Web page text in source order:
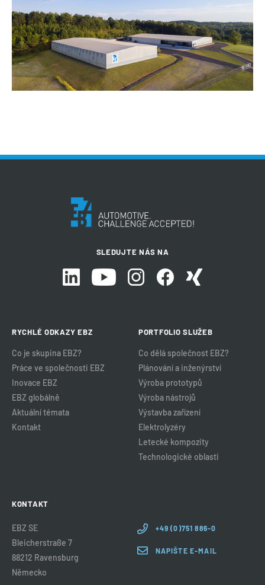
SLEDUJTE NÁS NA
RYCHLÉ ODKAZY EBZ
Co je skupina EBZ?
Práce ve společnosti EBZ
Inovace EBZ
EBZ globálně
Aktuální témata
Kontakt
PORTFOLIO SLUŽEB
Co dělá společnost EBZ?
Plánování a inženýrství
Výroba prototypů
Výroba nástrojů
Výstavba zařízení
Elektrolyzéry
Letecké kompozity
Technologické oblasti
KONTAKT
EBZ SE
Bleicherstraße 7
88212 Ravensburg
Německo
+49 (0)751 886-0
NAPIŠTE E-MAIL